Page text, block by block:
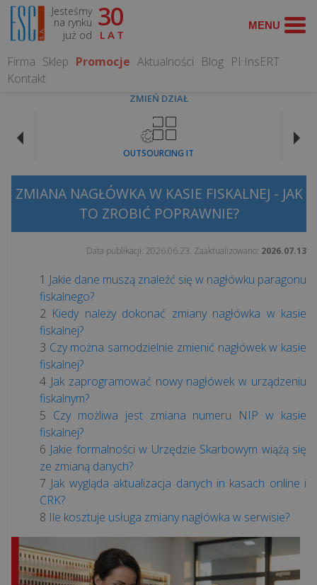
Jesteśmy
na rynku
już od
30
LAT
Firma Sklep Promocje Aktualności Blog PI InsERT
Kontakt
ZMIEŃ DZIAŁ
OUTSOURCING IT
TEMATY
FISKALNE
Koniec
NIP
kasie
fiskalnej.
offline
znikną?
sprawdzić
pamięć
fiskalnej?
Usługi
remontowe
a
kasa
fiskalna
ZMIANA NAGŁÓWKA W KASIE FISKALNEJ - JAK
TO ZROBIĆ POPRAWNIE?
Data publikacji: 2026.06.23. Zaaktualizowano: 2026.07.13
Jakie dane muszą znaleźć się w nagłówku paragonu
fiskalnego?
Kiedy należy dokonać zmiany nagłówka w kasie
fiskalnej?
Czy można samodzielnie zmienić nagłówek w kasie
fiskalnej?
Jak zaprogramować nowy nagłówek w urządzeniu
fiskalnym?
Czy możliwa jest zmiana numeru NIP w kasie
fiskalnej?
Jakie formalności w Urzędzie Skarbowym wiążą się
ze zmianą danych?
Jak wygląda aktualizacja danych in kasach online i
CRK?
Ile kosztuje usługa zmiany nagłówka w serwisie?